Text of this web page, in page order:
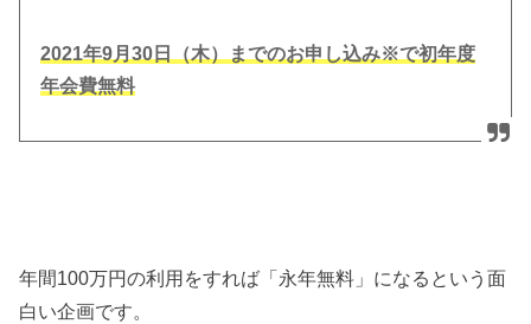
2021年9月30日（木）までのお申し込み※で初年度
年会費無料
年間100万円の利用をすれば「永年無料」になるという面
白い企画です。